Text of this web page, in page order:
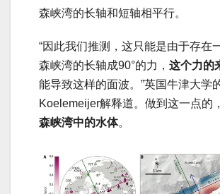
森峡湾的长轴和短轴相平行。
“因此我们推测，这只能是由于存在
森峡湾的长轴成90°的力， 这个力的
能导致这样的面波。”英国牛津大学
Koelemeijer解释道。做到这一点的
森峡湾中的水体。